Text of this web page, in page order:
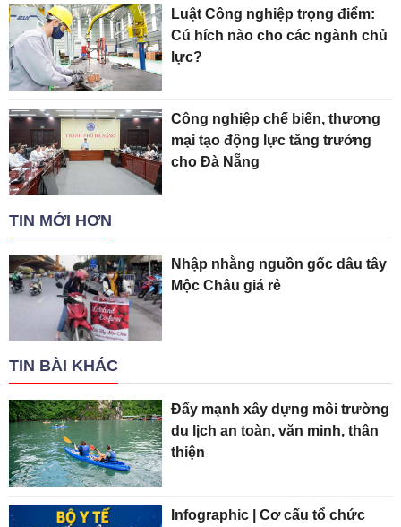
Luật Công nghiệp trọng điểm:
Cú hích nào cho các ngành chủ
lực?
Công nghiệp chế biến, thương
mại tạo động lực tăng trưởng
cho Đà Nẵng
TIN MỚI HƠN
Nhập nhằng nguồn gốc dâu tây
Mộc Châu giá rẻ
TIN BÀI KHÁC
Đẩy mạnh xây dựng môi trường
du lịch an toàn, văn minh, thân
thiện
Infographic | Cơ cấu tổ chức